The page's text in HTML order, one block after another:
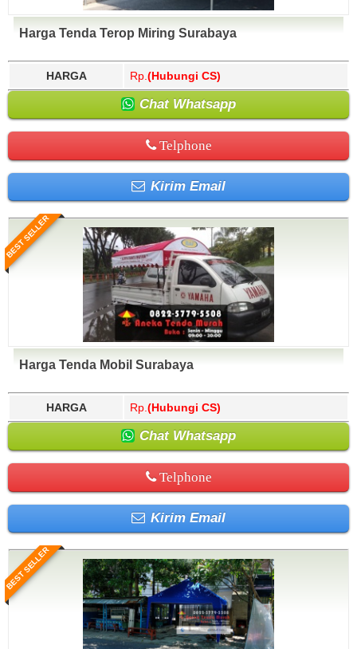
Harga Tenda Terop Miring Surabaya
HARGA Rp. (Hubungi CS)
Chat Whatsapp
Telphone
Kirim Email
BEST SELLER
Harga Tenda Mobil Surabaya
HARGA Rp. (Hubungi CS)
Chat Whatsapp
Telphone
Kirim Email
BEST SELLER